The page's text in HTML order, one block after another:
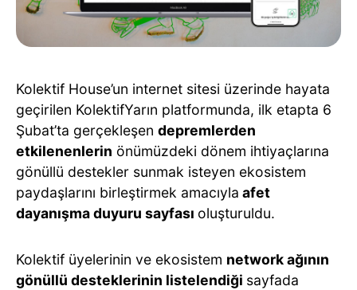
Kolektif House’un internet sitesi üzerinde hayata
geçirilen KolektifYarın platformunda, ilk etapta 6
Şubat’ta gerçekleşen depremlerden
etkilenenlerin önümüzdeki dönem ihtiyaçlarına
gönüllü destekler sunmak isteyen ekosistem
paydaşlarını birleştirmek amacıyla afet
dayanışma duyuru sayfası oluşturuldu.
Kolektif üyelerinin ve ekosistem network ağının
gönüllü desteklerinin listelendiği sayfada